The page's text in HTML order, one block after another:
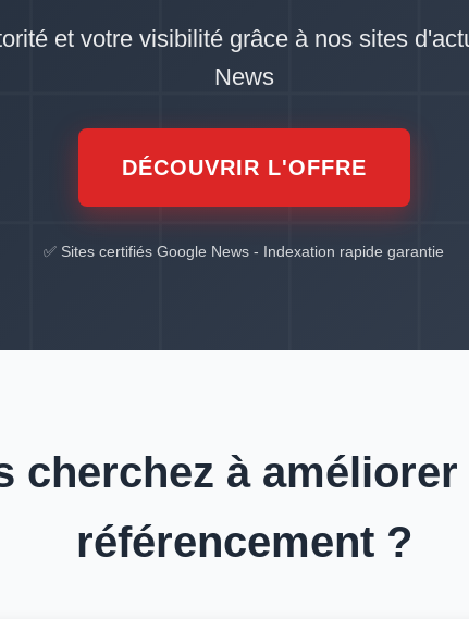
et votre visibilité grâce à nos sites
News
DÉCOUVRIR L'OFFRE
✅ Sites certifiés Google News - Indexation rapide garantie
cherchez à
référencement ?